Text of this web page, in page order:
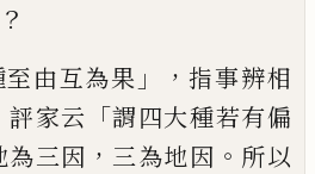
？
由互為果 」， 指事辨相
評家云 「謂四大種若有偏
為三因 ， 三為地因 。 所以